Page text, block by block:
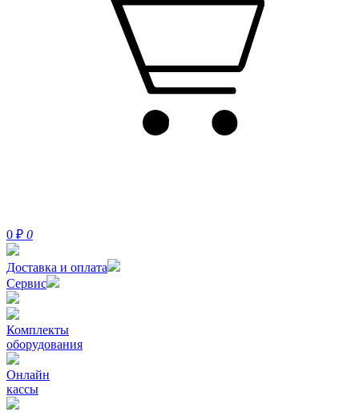
0 ₽ 0
Доставка и оплата
Сервис
Комплекты
оборудования
Онлайн
кассы